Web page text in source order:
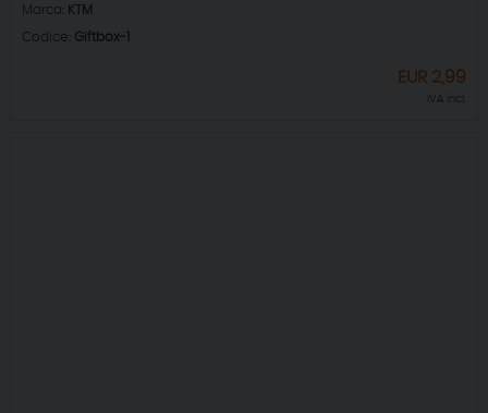
Marca: KTM
Codice: Giftbox-1
EUR 2,99
IVA incl.